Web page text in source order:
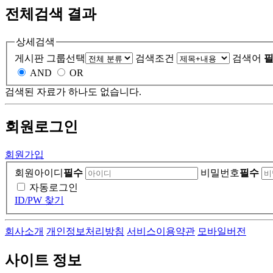
전체검색 결과
상세검색
게시판 그룹선택
검색조건 검색어
AND
OR
검색된 자료가 하나도 없습니다.
회원로그인
회원가입
회원아이디 필수 비밀번호필수
자동로그인
ID/PW 찾기
회사소개 개인정보처리방침 서비스이용약관 모바일버전
사이트 정보